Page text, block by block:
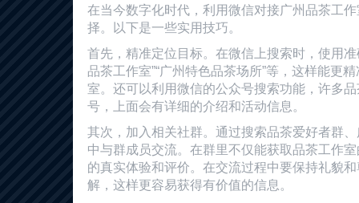
在当今数字化时代，利用微信对接广州品茶工
择。以下是一些实用技巧。
首先，精准定位目标。在微信上搜索时，使用
品茶工作室”“广州特色品茶场所”等，这样能更
室。还可以利用微信的公众号搜索功能，许多
号，上面会有详细的介绍和活动信息。
其次，加入相关社群。通过搜索品茶爱好者群
中与群成员交流。在群里不仅能获取品茶工作
的真实体验和评价。在交流过程中要保持礼貌
解，这样更容易获得有价值的信息。